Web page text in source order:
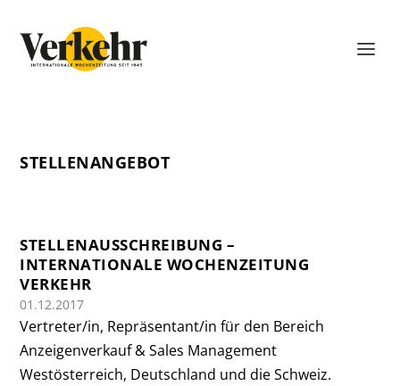
STELLENANGEBOT
STELLENAUSSCHREIBUNG –
INTERNATIONALE WOCHENZEITUNG
VERKEHR
01.12.2017
Vertreter/in, Repräsentant/in für den Bereich
Anzeigenverkauf & Sales Management
Westösterreich, Deutschland und die Schweiz.